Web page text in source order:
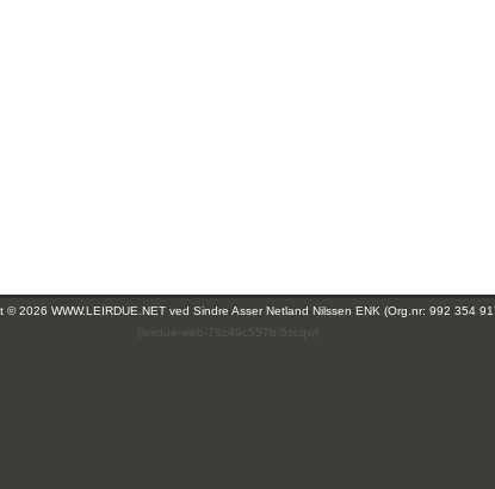
© 2026 WWW.LEIRDUE.NET ved Sindre Asser Netland Nilssen ENK (Org.nr: 992 354
(leirdue-web-76c49c557b-5zcqw)